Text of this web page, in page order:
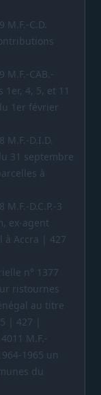
C.D.
CAB.-
4, 5, et 11
1er février
D.I.D.
31 septembre
à
D.C.P.-3
ex-agent
à Accra | 427
n° 1377
ristournes
au titre
| 427 |
M.F.-
1965 un
du